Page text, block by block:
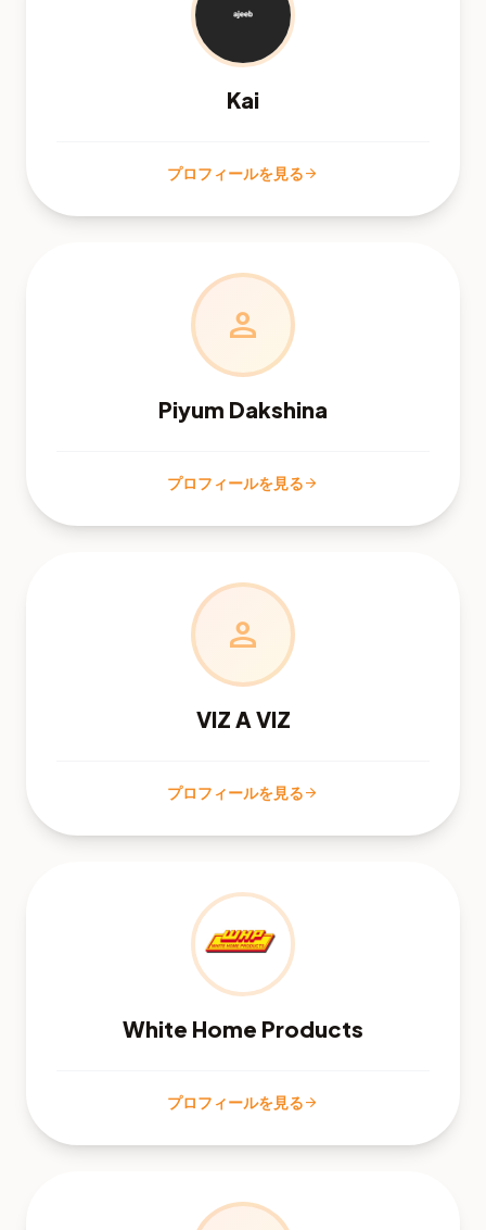
Kai
プロフィールを見るarrow_forward
person
Piyum Dakshina
プロフィールを見るarrow_forward
person
VIZ A VIZ
プロフィールを見るarrow_forward
White Home Products
プロフィールを見るarrow_forward